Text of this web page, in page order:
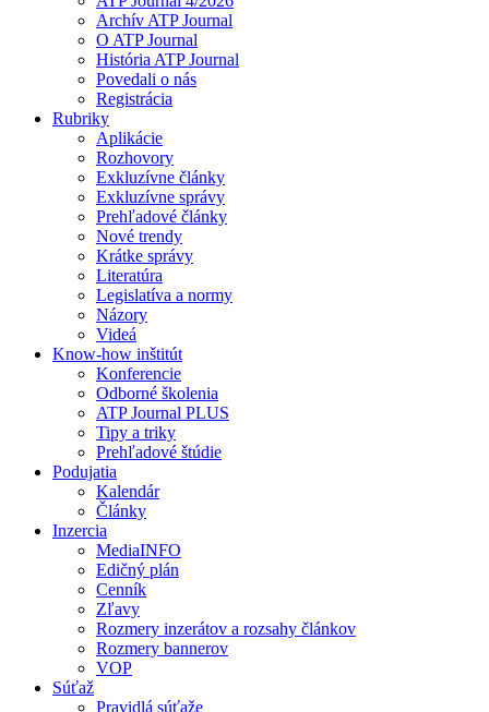
Archív ATP Journal
O ATP Journal
História ATP Journal
Povedali o nás
Registrácia
Rubriky
Aplikácie
Rozhovory
Exkluzívne články
Exkluzívne správy
Prehľadové články
Nové trendy
Krátke správy
Literatúra
Legislatíva a normy
Názory
Videá
Know-how inštitút
Konferencie
Odborné školenia
ATP Journal PLUS
Tipy a triky
Prehľadové štúdie
Podujatia
Kalendár
Články
Inzercia
MediaINFO
Edičný plán
Cenník
Zľavy
Rozmery inzerátov a rozsahy článkov
Rozmery bannerov
VOP
Súťaž
Pravidlá súťaže